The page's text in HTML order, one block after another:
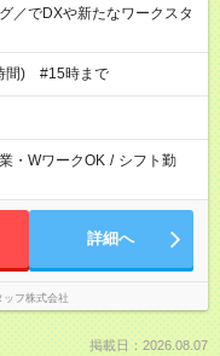
／でDXや新たなワークスタ
間) #15時まで
・WワークOK / シフト勤
詳細へ
ッフ株式会社
掲載日：2026.08.07